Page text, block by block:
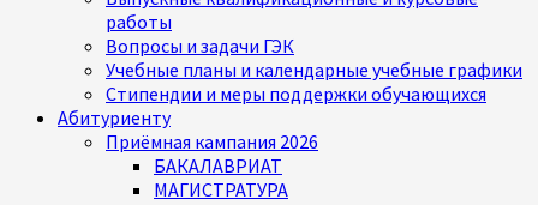
работы
Вопросы и задачи ГЭК
Учебные планы и календарные учебные графики
Стипендии и меры поддержки обучающихся
Абитуриенту
Приёмная кампания 2026
БАКАЛАВРИАТ
МАГИСТРАТУРА